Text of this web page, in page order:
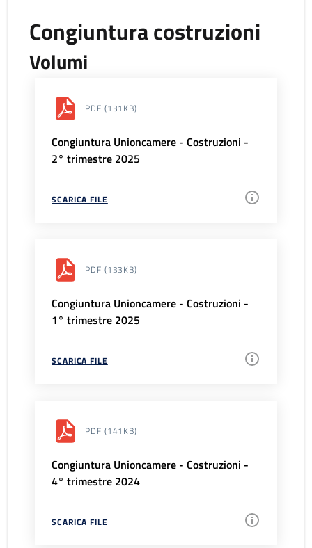
Congiuntura costruzioni
Volumi
PDF (131KB)
Congiuntura Unioncamere - Costruzioni -
2° trimestre 2025
SCARICA FILE
PDF (133KB)
Congiuntura Unioncamere - Costruzioni -
1° trimestre 2025
SCARICA FILE
PDF (141KB)
Congiuntura Unioncamere - Costruzioni -
4° trimestre 2024
SCARICA FILE